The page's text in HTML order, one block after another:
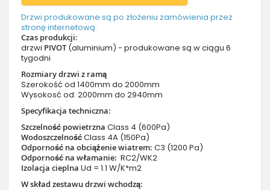
Drzwi produkowane są po złożeniu zamówienia przez
stronę internetową.
Czas produkcji:
drzwi PIVOT(aluminium) - produkowane są w ciągu 6
tygodni
Rozmiary drzwi z ramą
Szerokość od 1400mm do 2000mm
Wysokosć od: 2000mm do 2940mm
Specyfikacja techniczna:
Szczelność powietrzna Class 4 (600Pa)
WodoszczelnośćClass 4A (150Pa)
Odporność na obciążenie wiatrem: C3 (1200 Pa)
Odporność na włamanie: RC2/WK2
Izolacja cieplna Ud = 1.1 W/K*m2
W skład zestawu drzwi wchodzą: